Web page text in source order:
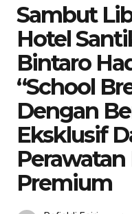
Sambut
Hotel
Bintaro
“School
Dengan
Eksklusif
Premium